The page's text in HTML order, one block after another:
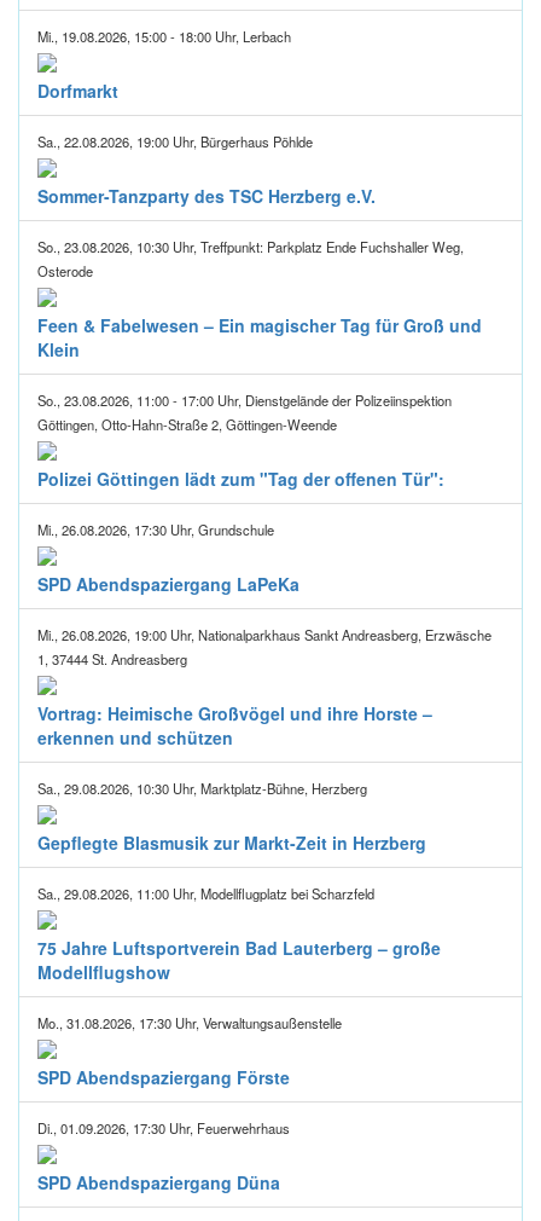
Mi., 19.08.2026, 15:00 - 18:00 Uhr, Lerbach
Dorfmarkt
Sa., 22.08.2026, 19:00 Uhr, Bürgerhaus Pöhlde
Sommer-Tanzparty des TSC Herzberg e.V.
So., 23.08.2026, 10:30 Uhr, Treffpunkt: Parkplatz Ende Fuchshaller Weg,
Osterode
Feen & Fabelwesen – Ein magischer Tag für Groß und
Klein
So., 23.08.2026, 11:00 - 17:00 Uhr, Dienstgelände der Polizeiinspektion
Göttingen, Otto-Hahn-Straße 2, Göttingen-Weende
Polizei Göttingen lädt zum "Tag der offenen Tür":
Mi., 26.08.2026, 17:30 Uhr, Grundschule
SPD Abendspaziergang LaPeKa
Mi., 26.08.2026, 19:00 Uhr, Nationalparkhaus Sankt Andreasberg, Erzwäsche
1, 37444 St. Andreasberg
Vortrag: Heimische Großvögel und ihre Horste –
erkennen und schützen
Sa., 29.08.2026, 10:30 Uhr, Marktplatz-Bühne, Herzberg
Gepflegte Blasmusik zur Markt-Zeit in Herzberg
Sa., 29.08.2026, 11:00 Uhr, Modellflugplatz bei Scharzfeld
75 Jahre Luftsportverein Bad Lauterberg – große
Modellflugshow
Mo., 31.08.2026, 17:30 Uhr, Verwaltungsaußenstelle
SPD Abendspaziergang Förste
Di., 01.09.2026, 17:30 Uhr, Feuerwehrhaus
SPD Abendspaziergang Düna